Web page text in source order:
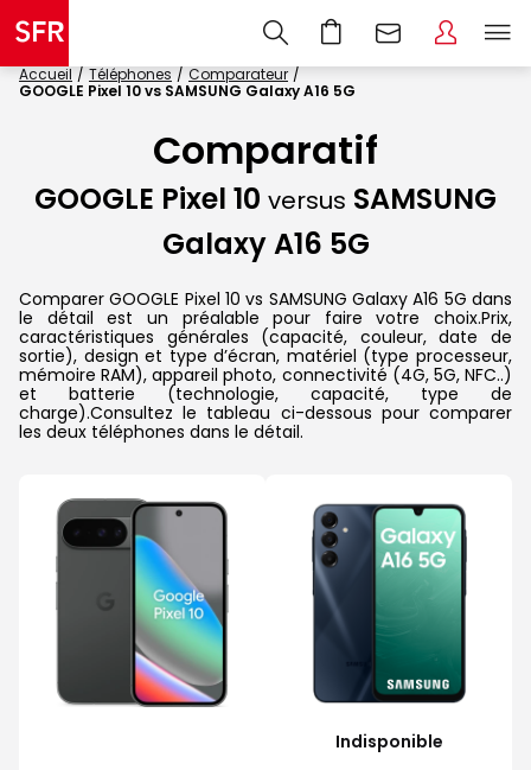
Accueil Téléphones
Comparateur
GOOGLE Pixel 10 vs SAMSUNG Galaxy A16 5G
Comparatif
GOOGLE Pixel 10 versus SAMSUNG
Galaxy A16 5G
Comparer GOOGLE Pixel 10 vs SAMSUNG Galaxy A16 5G dans
le détail est un préalable pour faire votre choix.Prix,
caractéristiques générales (capacité, couleur, date de
sortie), design et type d’écran, matériel (type processeur,
mémoire RAM), appareil photo, connectivité (4G, 5G, NFC..)
et batterie (technologie, capacité, type de
charge).Consultez le tableau ci-dessous pour comparer
les deux téléphones dans le détail.
Indisponible